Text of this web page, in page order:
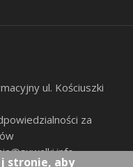
ul. Kościuszki
za
,
stronie, aby